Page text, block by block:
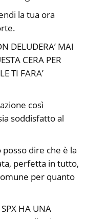
la tua ora
DELUDERA’ MAI
CERA PER
TI FARA’
così
soddisfatto al
dire che è la
perfetta in tutto,
per quanto
HA UNA